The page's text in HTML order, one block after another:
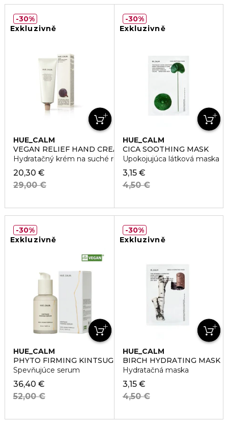
Exkluzivně
HUE_CALM
VEGAN RELIEF HAND CREAM
Hydratačný krém na suché ruky
20,30 €
29,00 €
30%
Exkluzivně
HUE_CALM
CICA SOOTHING MASK
Upokojujúca látková maska
3,15 €
4,50 €
30%
Exkluzivně
HUE_CALM
PHYTO FIRMING KINTSUGI SERUM
Spevňujúce serum
36,40 €
52,00 €
30%
Exkluzivně
HUE_CALM
BIRCH HYDRATING MASK
Hydratačná maska
3,15 €
4,50 €
30%